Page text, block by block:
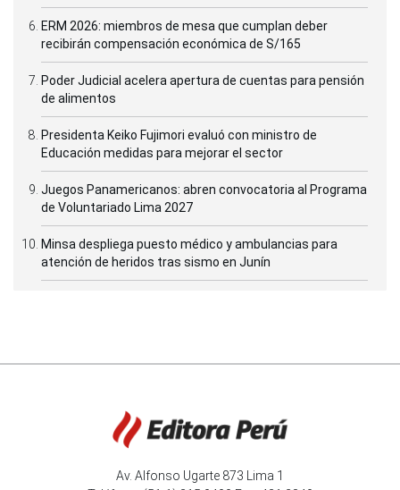
ERM 2026: miembros de mesa que cumplan deber
recibirán compensación económica de S/165
Poder Judicial acelera apertura de cuentas para pensión
de alimentos
Presidenta Keiko Fujimori evaluó con ministro de
Educación medidas para mejorar el sector
Juegos Panamericanos: abren convocatoria al Programa
de Voluntariado Lima 2027
Minsa despliega puesto médico y ambulancias para
atención de heridos tras sismo en Junín
Av. Alfonso Ugarte 873 Lima 1